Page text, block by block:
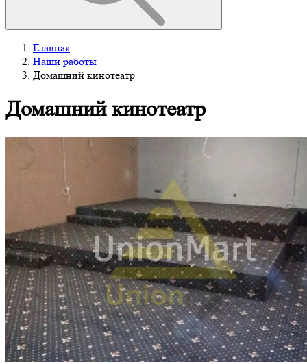
Главная
Наши работы
Домашний кинотеатр
Домашний кинотеатр